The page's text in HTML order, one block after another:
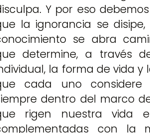
Y por eso
la ignorancia se
se abra
determine, a través
la forma de vida y
cada uno considere
dentro del marco
rigen nuestra vida
con la